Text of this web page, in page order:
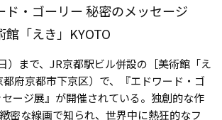
ド・ゴーリー 秘密のメッセージ
館「えき」KYOTO
）まで、JR京都駅ビル併設の［美術館「え
都府京都市下京区）で、『エドワード・ゴ
ージ展』が開催されている。独創的な作
密な線画で知られ、世界中に熱狂的なフ